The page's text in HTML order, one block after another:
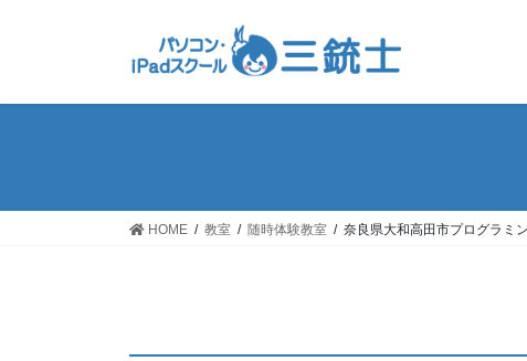
HOME 教室 随時体験教室 奈良県大和高田市プログラミ